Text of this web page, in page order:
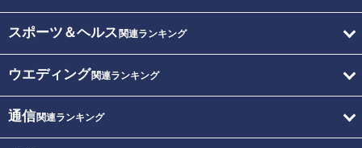
スポーツ＆ヘルス 関連ランキング
ウエディング関連ランキング
通信関連ランキング